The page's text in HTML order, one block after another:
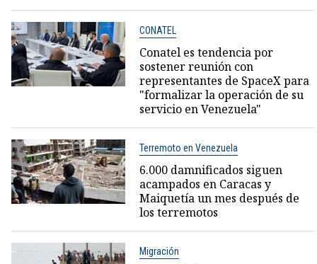
CONATEL
Conatel es tendencia por
sostener reunión con
representantes de SpaceX para
"formalizar la operación de su
servicio en Venezuela"
Terremoto en Venezuela
6.000 damnificados siguen
acampados en Caracas y
Maiquetía un mes después de
los terremotos
Migración